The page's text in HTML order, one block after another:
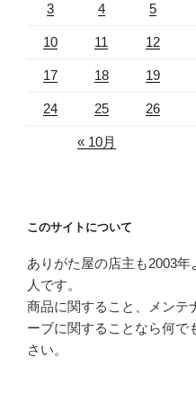
3 4 5
10 11 12
17 18 19
24 25 26
« 10月
このサイトについて
ありがた屋の店主も2003
人です。
商品に関すること、メンテ
ーブに関することなら何で
さい。